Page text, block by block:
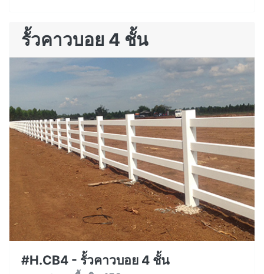
รั้วคาวบอย 4 ชั้น
#H.CB4 - รั้วคาวบอย 4 ชั้น